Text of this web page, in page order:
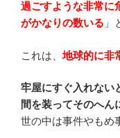
過ごすような非常に
がかなりの数いる 」
これは、地球的に非
牢屋にすぐ入れない
間を装ってそのへん
世の中は事件やもめ